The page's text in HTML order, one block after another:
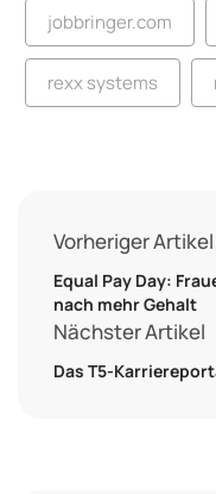
jobbringer.com
rexx systems
Vorheriger Artikel
Equal Pay Day:
nach mehr Gehalt
Nächster Artikel
Das T5-